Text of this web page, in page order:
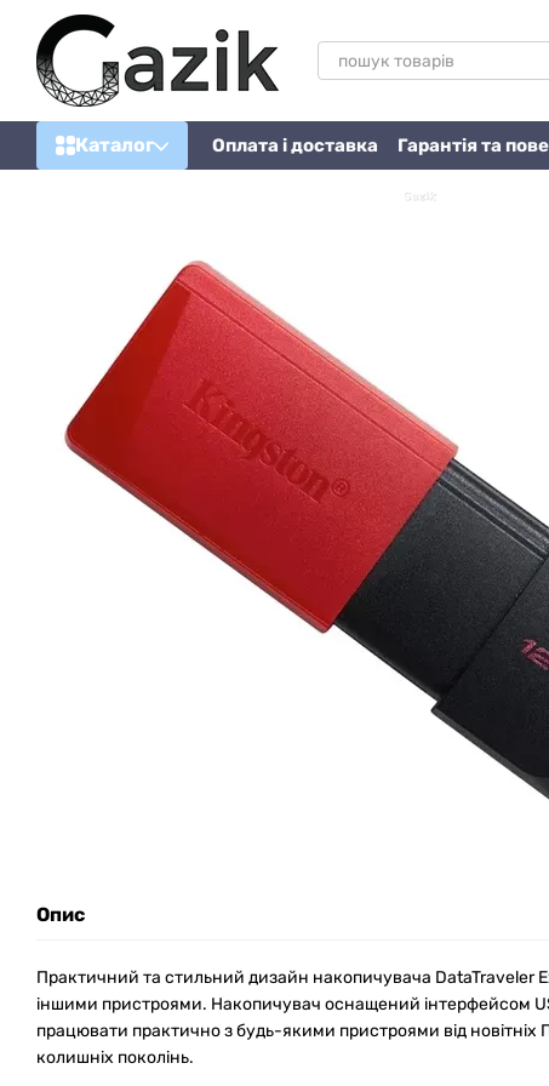
Перейти до основного контенту
Каталог Оплата і доставка Гарантія та
Опис
Практичний та стильний дизайн накопичувача DataTraveler
іншими пристроями. Накопичувач оснащений інтерфейсом
працювати практично з будь-якими пристроями від новітніх
колишніх поколінь.